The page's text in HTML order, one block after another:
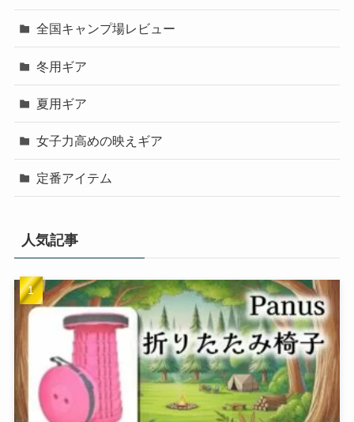
全国キャンプ場レビュー
冬用ギア
夏用ギア
女子力高めの映えギア
定番アイテム
人気記事